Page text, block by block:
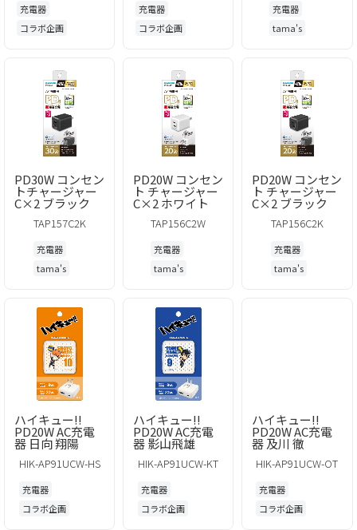
充電器
コラボ企画
充電器
コラボ企画
充電器
tama's
PD30W コンセン
トチャージャー
C×2 ブラック
TAP157C2K
充電器
tama's
PD20W コンセン
ト チャージャー
C×2 ホワイト
TAP156C2W
充電器
tama's
PD20W コンセン
ト チャージャー
C×2 ブラック
TAP156C2K
充電器
tama's
ハイキュー!!
PD20W AC充電
器 日向 翔陽
HIK-AP91UCW-HS
充電器
コラボ企画
ハイキュー!!
PD20W AC充電
器 影山飛雄
HIK-AP91UCW-KT
充電器
コラボ企画
ハイキュー!!
PD20W AC充電
器 及川 徹
HIK-AP91UCW-OT
充電器
コラボ企画